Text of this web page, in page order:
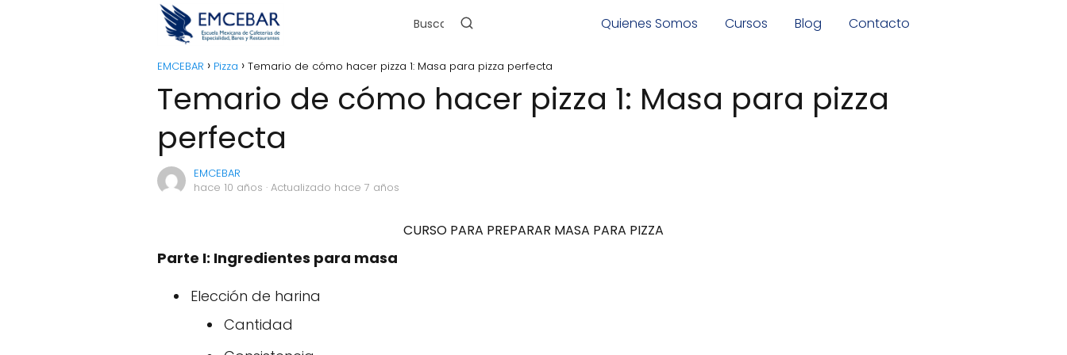
Quienes Somos Cursos Blog Contacto
EMCEBAR Pizza Temario de cómo hacer pizza 1: Masa para pizza perfecta
Temario de cómo hacer pizza 1: Masa para pizza
perfecta
EMCEBAR
hace 10 años · Actualizado hace 7 años
CURSO PARA PREPARAR MASA PARA PIZZA
Parte I: Ingredientes para masa
Elección de harina
Cantidad